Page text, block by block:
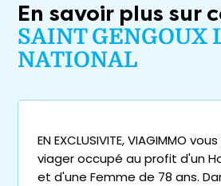
En savoir plus sur
SAINT GENGOUX
NATIONAL
EN EXCLUSIVITE, VIAGIMMO
viager occupé au profit d'un
et d'une Femme de 78 ans.